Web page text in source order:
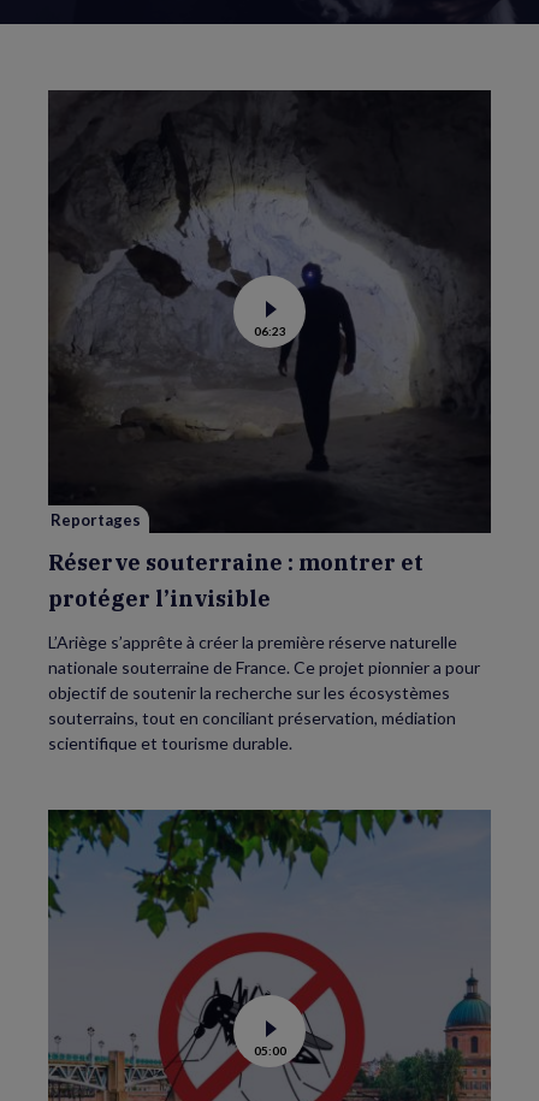
Voir
la
vidéo
de
Réserve
souterraine
montrer
et
protéger
06:23
Reportages
Réserve souterraine : montrer et
protéger l’invisible
L’Ariège s’apprête à créer la première réserve naturelle
nationale souterraine de France. Ce projet pionnier a pour
objectif de soutenir la recherche sur les écosystèmes
souterrains, tout en conciliant préservation, médiation
scientifique et tourisme durable.
Voir
la
vidéo
de
05:00